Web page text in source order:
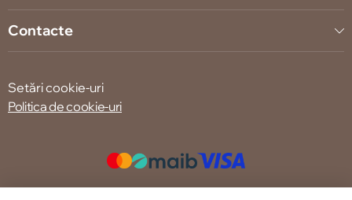
Contacte
Setări cookie-uri
Politica de cookie-uri